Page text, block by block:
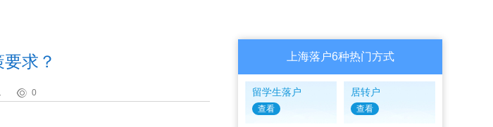
求？
0
上海落户6种热门方式
留学生落户
查看
居转户
查看